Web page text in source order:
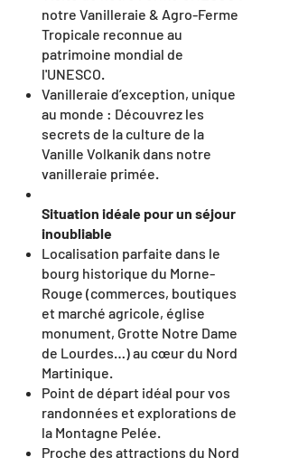
notre Vanilleraie & Agro-Ferme
Tropicale reconnue au
patrimoine mondial de
l'UNESCO.
Vanilleraie d’exception, unique
au monde : Découvrez les
secrets de la culture de la
Vanille Volkanik dans notre
vanilleraie primée.
Situation idéale pour un séjour
inoubliable
Localisation parfaite dans le
bourg historique du Morne-
Rouge (commerces, boutiques
et marché agricole, église
monument, Grotte Notre Dame
de Lourdes…) au cœur du Nord
Martinique.
Point de départ idéal pour vos
randonnées et explorations de
la Montagne Pelée.
Proche des attractions du Nord